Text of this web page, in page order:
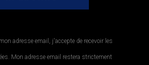
adresse email, j'accepte de recevoir les
Mon adresse email restera strictement